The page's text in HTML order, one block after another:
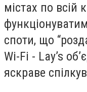
містах по всій
споти, що
Wi-Fi - Lay’s
яскраве